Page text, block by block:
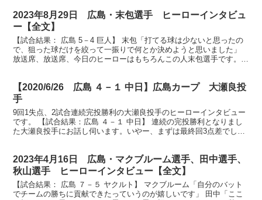
2023年8月29日 広島・末包選手 ヒーローインタビュ
ー【全文】
【試合結果： 広島 5－4 巨人】 末包「打てる球は少ないと思ったの
で、狙った球だけを絞って一振りで何とか決めようと思いました」
放送席、放送席、今日のヒーローはもちろんこの人末包選手です。末
【2020/6/26 広島 ４－１ 中日】広島カープ 大瀬良投
手
9回1失点、2試合連続完投勝利の大瀬良投手のヒーローインタビュー
です。 【試合結果：広島 ４－１ 中日】 連続の完投勝利となりまし
た大瀬良投手にお話し伺います。いやー、まずは最終回3点差でし
2023年4月16日 広島・マクブルーム選手、田中選手、
秋山選手 ヒーローインタビュー【全文】
【試合結果： 広島 ７－５ ヤクルト】 マクブルーム「自分のバット
でチームの勝ちに貢献できたっていうのが嬉しいです」 田中「ここ